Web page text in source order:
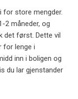
for store mengder.
2 måneder, og
det først. Dette vil
for lenge i
inn i boligen og
du lar gjenstander